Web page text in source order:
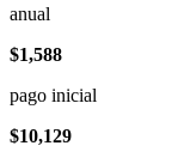
anual
$1,588
pago inicial
$10,129